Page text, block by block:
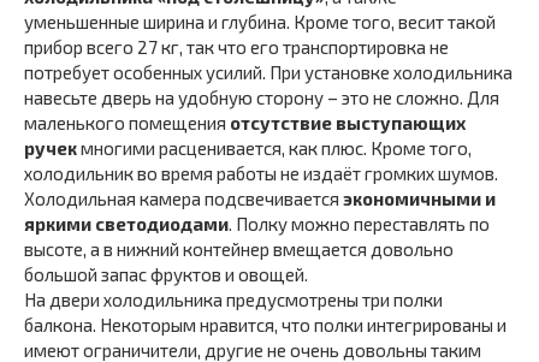
уменьшенные ширина и глубина. Кроме того, весит такой
прибор всего 27 кг, так что его транспортировка не
потребует особенных усилий. При установке холодильника
навесьте дверь на удобную сторону – это не сложно. Для
маленького помещения отсутствие выступающих
ручекмногими расценивается, как плюс. Кроме того,
холодильник во время работы не издаёт громких шумов.
Холодильная камера подсвечивается экономичными и
яркими светодиодами. Полку можно переставлять по
высоте, а в нижний контейнер вмещается довольно
большой запас фруктов и овощей.
На двери холодильника предусмотрены три полки
балкона. Некоторым нравится, что полки интегрированы и
имеют ограничители, другие не очень довольны таким